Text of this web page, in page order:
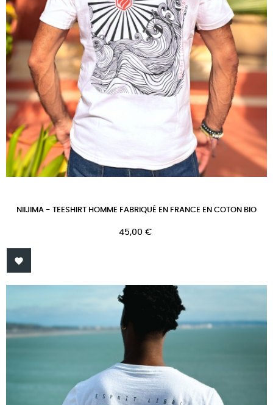
NIIJIMA - TEESHIRT HOMME FABRIQUÉ EN FRANCE EN COTON BIO
Prix
45,00 €
